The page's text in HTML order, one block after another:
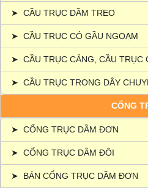
➤ CẦU TRỤC DẦM TREO
➤ CẦU TRỤC CÓ GẦU NGOẠM
➤ CẦU TRỤC CẢNG, CẦU TRỤC
➤ CẦU TRỤC TRONG DÂY
CỔNG
➤ CỔNG TRỤC DẦM ĐƠN
➤ CỔNG TRỤC DẦM ĐÔI
➤ BÁN CỔNG TRỤC DẦM ĐƠN